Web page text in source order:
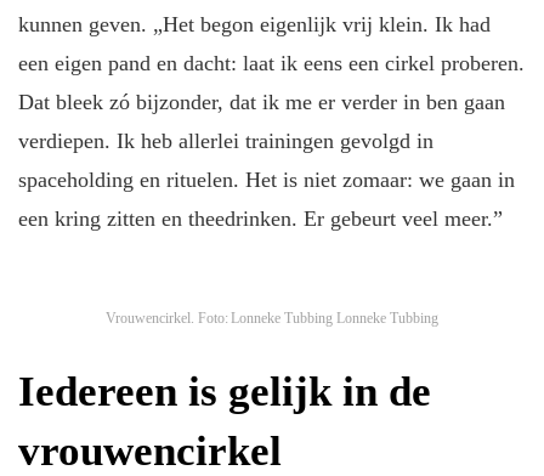
kunnen geven. „Het begon eigenlijk vrij klein. Ik had
een eigen pand en dacht: laat ik eens een cirkel proberen.
Dat bleek zó bijzonder, dat ik me er verder in ben gaan
verdiepen. Ik heb allerlei trainingen gevolgd in
spaceholding en rituelen. Het is niet zomaar: we gaan in
een kring zitten en theedrinken. Er gebeurt veel meer.”
Vrouwencirkel. Foto: Lonneke Tubbing Lonneke Tubbing
Iedereen is gelijk in de
vrouwencirkel